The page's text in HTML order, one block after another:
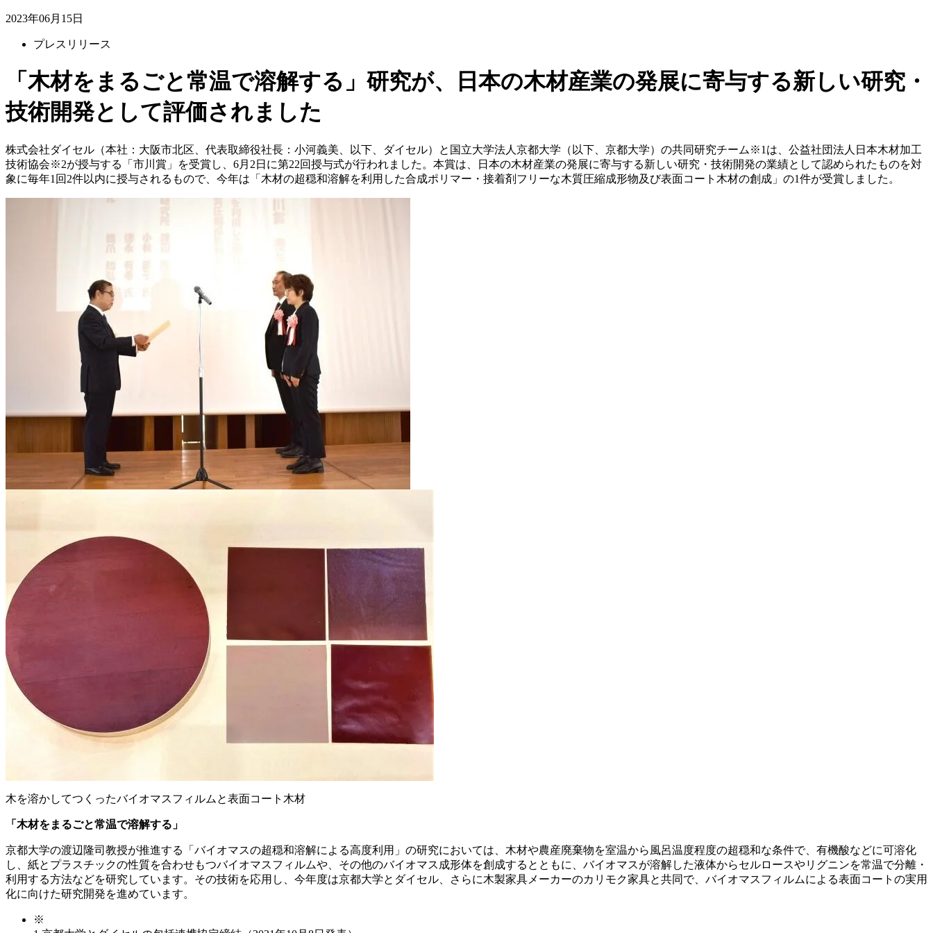
2023年06月15日
プレスリリース
「木材をまるごと常温で溶解する」研究が、日本の木材産業の発展に寄与する新しい研究・
技術開発として評価されました
株式会社ダイセル（本社：大阪市北区、代表取締役社長：小河義美、以下、ダイセル）と国立大学法人京都大学（以下、京都大学）の共同研究チーム※1は、公益社団法人日本木材加工
技術協会※2が授与する「市川賞」を受賞し、6月2日に第22回授与式が行われました。本賞は、日本の木材産業の発展に寄与する新しい研究・技術開発の業績として認められたものを対
象に毎年1回2件以内に授与されるもので、今年は「木材の超穏和溶解を利用した合成ポリマー・接着剤フリーな木質圧縮成形物及び表面コート木材の創成」の1件が受賞しました。
木を溶かしてつくったバイオマスフィルムと表面コート木材
「木材をまるごと常温で溶解する」
京都大学の渡辺隆司教授が推進する「バイオマスの超穏和溶解による高度利用」の研究においては、木材や農産廃棄物を室温から風呂温度程度の超穏和な条件で、有機酸などに可溶化
し、紙とプラスチックの性質を合わせもつバイオマスフィルムや、その他のバイオマス成形体を創成するとともに、バイオマスが溶解した液体からセルロースやリグニンを常温で分離・
利用する方法などを研究しています。その技術を応用し、今年度は京都大学とダイセル、さらに木製家具メーカーのカリモク家具と共同で、バイオマスフィルムによる表面コートの実用
化に向けた研究開発を進めています。
※